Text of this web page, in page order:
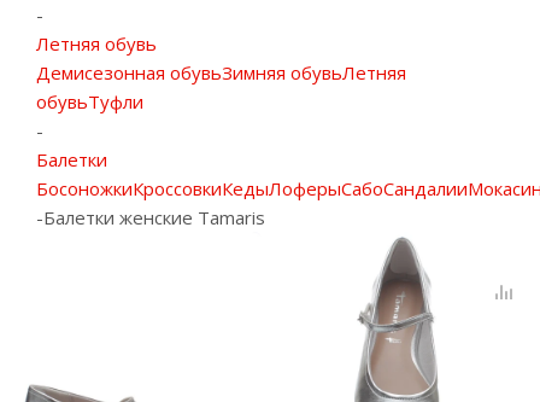
-
Летняя обувь
Демисезонная обувьЗимняя обувьЛетняя
обувьТуфли
-
Балетки
БосоножкиКроссовкиКедыЛоферыСабоСандалии
-Балетки женские Tamaris